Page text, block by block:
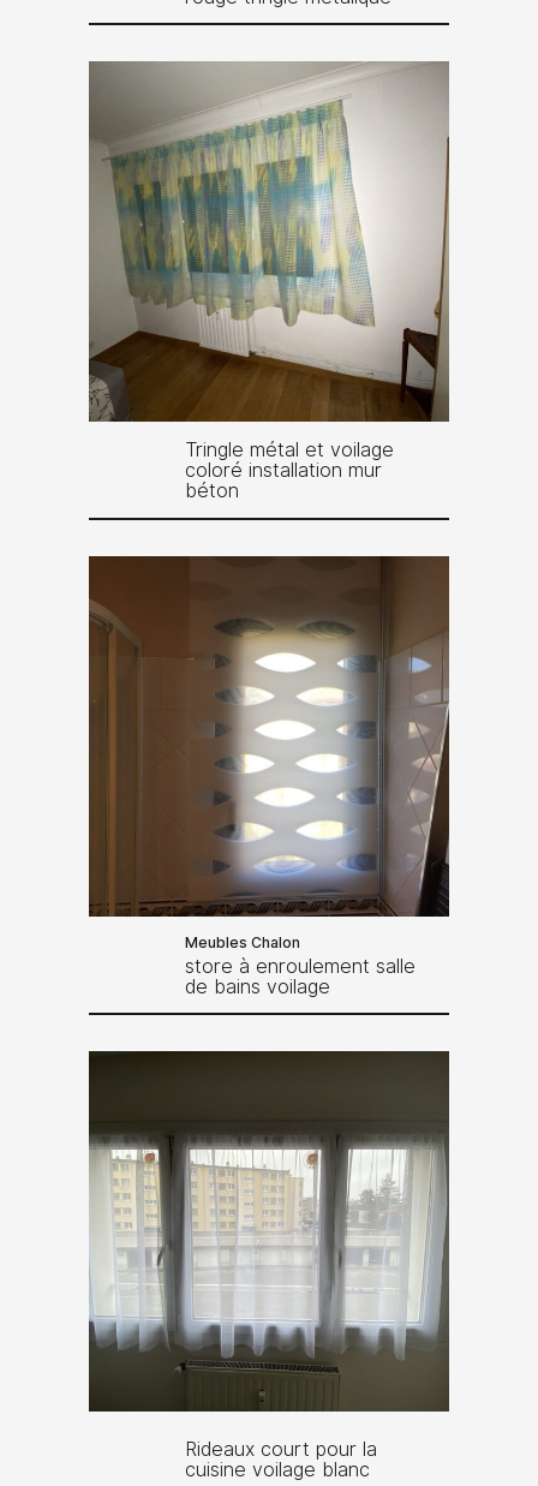
Tringle métal et voilage
coloré installation mur
béton
Meubles Chalon
store à enroulement salle
de bains voilage
Rideaux court pour la
cuisine voilage blanc